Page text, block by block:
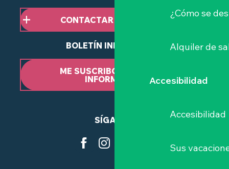
¿Cómo se
Alquiler de
Accesibilidad
Accesibilidad
Sus
CONTACTAR CON NOSOTROS
BOLETÍN INFORMATIVO
ME SUSCRIBO AL BOLETÍN
INFORMATIVO
SÍGANOS